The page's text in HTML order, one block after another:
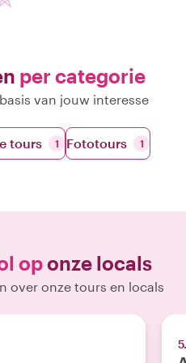
per categorie
van jouw interesse
tours 1 Fototours 1
oponze locals
over onze tours en locals